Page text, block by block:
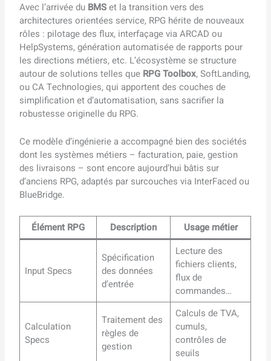
Avec l’arrivée du BMSet la transition vers des
architectures orientées service, RPG hérite de nouveaux
rôles : pilotage des flux, interfaçage via ARCAD ou
HelpSystems, génération automatisée de rapports pour
les directions métiers, etc. L’écosystème se structure
autour de solutions telles que RPG Toolbox, SoftLanding,
ou CA Technologies, qui apportent des couches de
simplification et d’automatisation, sans sacrifier la
robustesse originelle du RPG.
Ce modèle d’ingénierie a accompagné bien des sociétés
dont les systèmes métiers – facturation, paie, gestion
des livraisons – sont encore aujourd’hui bâtis sur
d’anciens RPG, adaptés par surcouches via InterFaced ou
BlueBridge.
Élément RPG Description Usage métier
Input Specs
Spécification
des données
d’entrée
Lecture des
fichiers clients,
flux de
commandes…
Calculation
Specs
Traitement des
règles de
gestion
Calculs de TVA,
cumuls,
contrôles de
seuils